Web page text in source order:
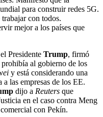
para construir redes 5G.
con todos.
mejor a los países que
Presidente Trump, firmó
al gobierno de los
y está considerando una
las empresas de los EE.
dijo a Reuters que
en el caso contra Meng
con Pekín.